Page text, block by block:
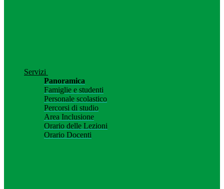
Servizi
Panoramica
Famiglie e studenti
Personale scolastico
Percorsi di studio
Area Inclusione
Orario delle Lezioni
Orario Docenti